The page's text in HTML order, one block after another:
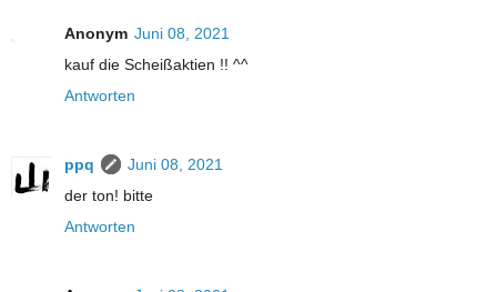
Anonym Juni 08, 2021
kauf die Scheißaktien !! ^^
Antworten
ppq
Juni 08, 2021
der ton! bitte
Antworten